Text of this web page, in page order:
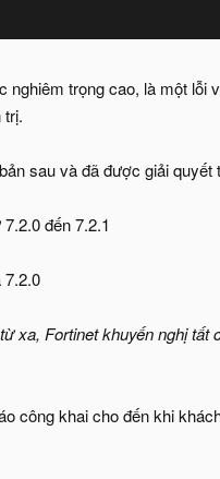
nghiêm trọng cao, là một
trị.
sau và đã được giải
đến 7.2.1
7.2.0
xa, Fortinet khuyến nghị
công khai cho đến khi